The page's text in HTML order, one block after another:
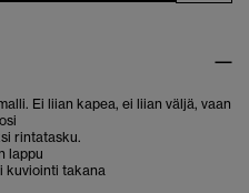
Ei liian kapea, ei liian väljä, vaan
rintatasku.
lappu
kuviointi takana